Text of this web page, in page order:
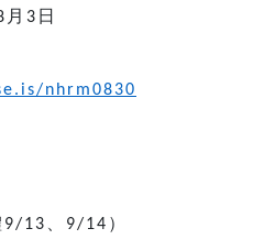
月 3 日
nhrm0830
9/13 9/14 ）